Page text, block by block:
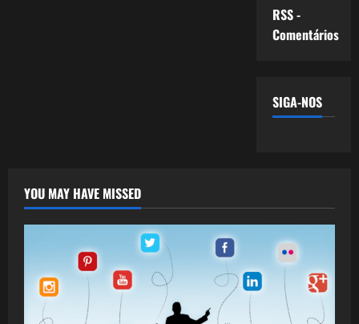
RSS -
Comentários
SIGA-NOS
YOU MAY HAVE MISSED